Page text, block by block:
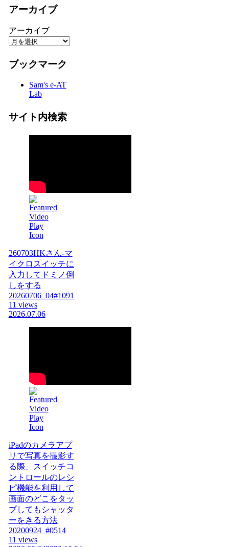
アーカイブ
アーカイブ
ブックマーク
Sam's e-AT
Lab
サイト内検索
260703HKさん-マ
イクロスイッチに
入力してドミノ倒
しをする
20260706_04#1091
11 views
2026.07.06
iPadのカメラアプ
リで写真を撮影す
る際、スイッチコ
ントロールのレシ
ピ機能を利用して
画面のどこをタッ
プしてもシャッタ
ーをきる方法
20200924_#0514
11 views